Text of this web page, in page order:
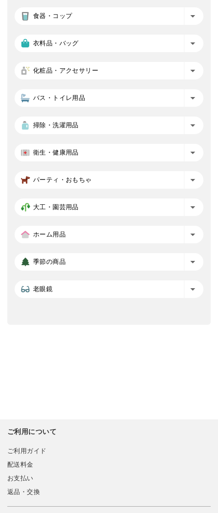
食器・コップ
衣料品・バッグ
化粧品・アクセサリー
バス・トイレ用品
掃除・洗濯用品
衛生・健康用品
パーティ・おもちゃ
大工・園芸用品
ホーム用品
季節の商品
老眼鏡
ご利用について
ご利用ガイド
配送料金
お支払い
返品・交換